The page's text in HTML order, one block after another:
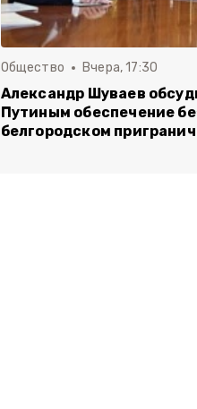
Общество Вчера, 17:30
Александр Шуваев
Путиным обеспечение
белгородском